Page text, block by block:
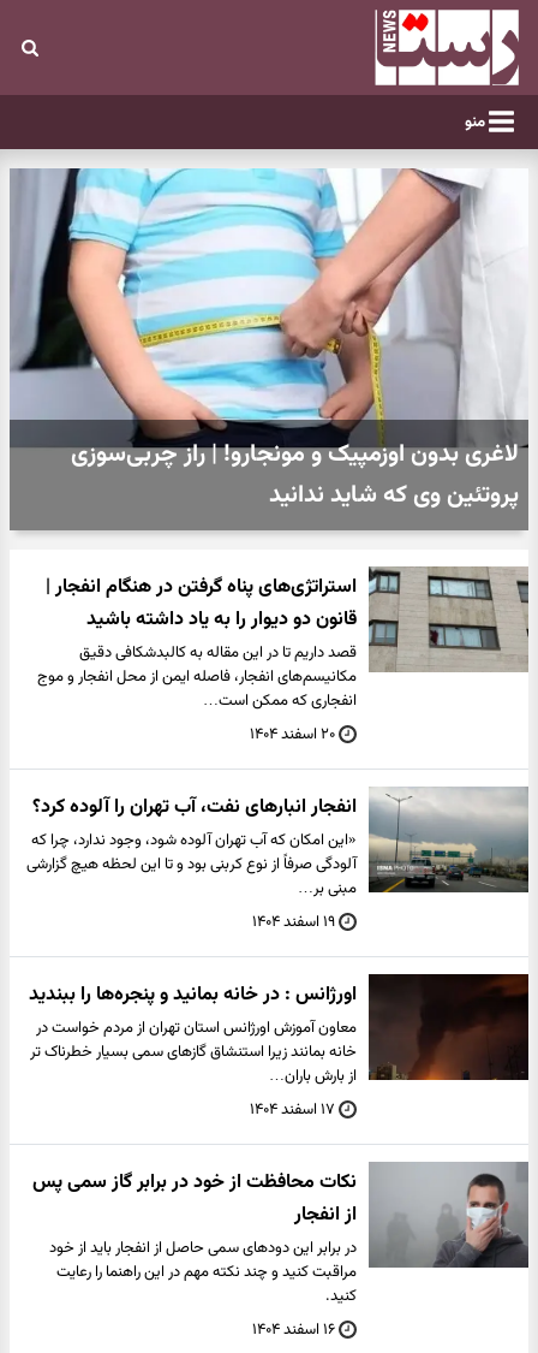
منو
لاغری بدون اوزمپیک و مونجارو! | راز چربی‌سوزی
پروتئین وی که شاید ندانید
استراتژی‌های پناه گرفتن در هنگام انفجار |
قانون دو دیوار را به یاد داشته باشید
قصد داریم تا در این مقاله به کالبدشکافی دقیق
مکانیسم‌های انفجار، فاصله ایمن از محل انفجار و موج
انفجاری که ممکن است…
۲۰ اسفند ۱۴۰۴
انفجار انبارهای نفت، آب تهران را آلوده کرد؟
«این امکان که آب تهران آلوده شود، وجود ندارد، چرا که
آلودگی صرفاً از نوع کربنی بود و تا این لحظه هیچ گزارشی
مبنی بر…
۱۹ اسفند ۱۴۰۴
اورژانس : در خانه بمانید و پنجره‌ها را ببندید
معاون آموزش اورژانس استان تهران از مردم خواست در
خانه بمانند زیرا استنشاق گازهای سمی بسیار خطرناک تر
از بارش باران…
۱۷ اسفند ۱۴۰۴
نکات محافظت از خود در برابر گاز سمی پس
از انفجار
در برابر این دودهای سمی حاصل از انفجار باید از خود
مراقبت کنید و چند نکته مهم در این راهنما را رعایت
کنید.
۱۶ اسفند ۱۴۰۴